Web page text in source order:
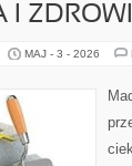
I
MAJ - 3 - 2026